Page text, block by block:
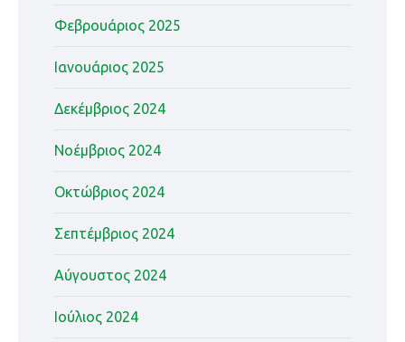
Φεβρουάριος 2025
Ιανουάριος 2025
Δεκέμβριος 2024
Νοέμβριος 2024
Οκτώβριος 2024
Σεπτέμβριος 2024
Αύγουστος 2024
Ιούλιος 2024